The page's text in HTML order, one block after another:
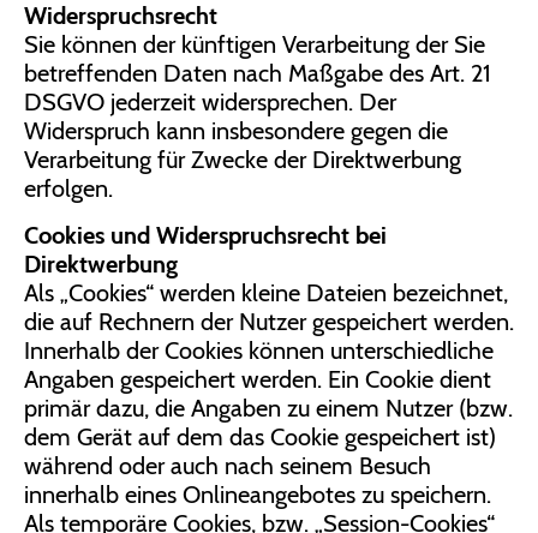
Widerspruchsrecht
Sie können der künftigen Verarbeitung der Sie
betreffenden Daten nach Maßgabe des Art. 21
DSGVO jederzeit widersprechen. Der
Widerspruch kann insbesondere gegen die
Verarbeitung für Zwecke der Direktwerbung
erfolgen.
Cookies und Widerspruchsrecht bei
Direktwerbung
Als „Cookies“ werden kleine Dateien bezeichnet,
die auf Rechnern der Nutzer gespeichert werden.
Innerhalb der Cookies können unterschiedliche
Angaben gespeichert werden. Ein Cookie dient
primär dazu, die Angaben zu einem Nutzer (bzw.
dem Gerät auf dem das Cookie gespeichert ist)
während oder auch nach seinem Besuch
innerhalb eines Onlineangebotes zu speichern.
Als temporäre Cookies, bzw. „Session-Cookies“